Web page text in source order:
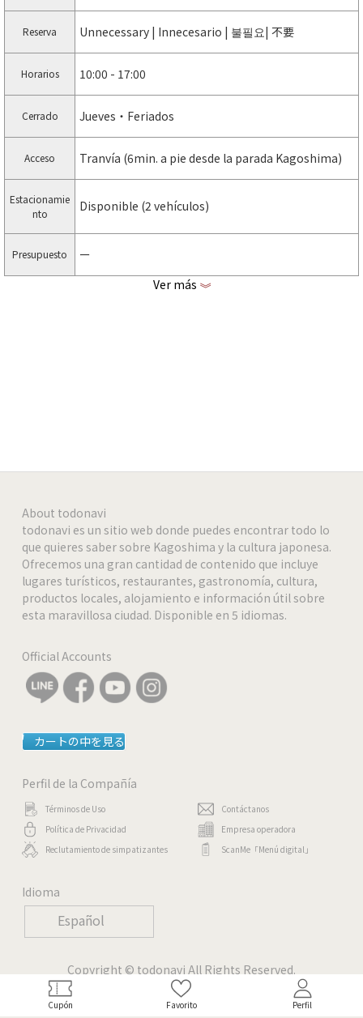
Español
Cupón Favorito Perfil
Reserva Unnecessary | Innecesario | 불필요| 不要
Horarios 10:00 - 17:00
Cerrado Jueves・Feriados
Acceso Tranvía (6min. a pie desde la parada Kagoshima)
Estacionamie
nto
Disponible (2 vehículos)
Presupuesto ー
Ver más 《
About todonavi
todonavi es un sitio web donde puedes encontrar todo lo
que quieres saber sobre Kagoshima y la cultura japonesa.
Ofrecemos una gran cantidad de contenido que incluye
lugares turísticos, restaurantes, gastronomía, cultura,
productos locales, alojamiento e información útil sobre
esta maravillosa ciudad. Disponible en 5 idiomas.
Official Accounts
カートの中を見る
Perfil de la Compañía
Términos de Uso
Política de Privacidad
Reclutamiento de simpatizantes
Contáctanos
Empresa operadora
ScanMe「Menú digital」
Idioma
Copyright © todonavi All Rights Reserved.